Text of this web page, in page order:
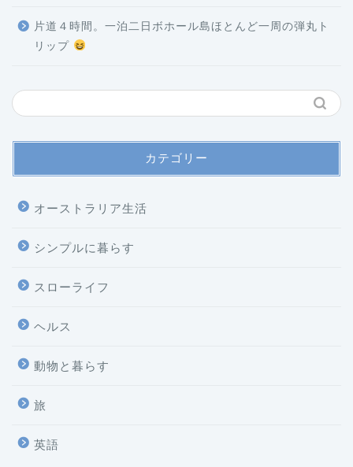
片道４時間。一泊二日ボホール島ほとんど一周の弾丸ト
リップ
カテゴリー
オーストラリア生活
シンプルに暮らす
スローライフ
ヘルス
動物と暮らす
旅
英語